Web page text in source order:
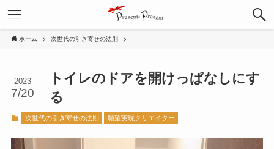
ホーム 次世代の引き寄せの法則
トイレのドアを開けっぱなしにす
る
2023
7/20
次世代の引き寄せの法則 願望実現クリエイター